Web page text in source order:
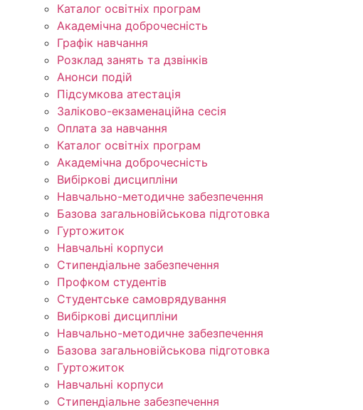
Каталог освітніх програм
Академічна доброчесність
Графік навчання
Розклад занять та дзвінків
Анонси подій
Підсумкова атестація
Заліково-екзаменаційна сесія
Оплата за навчання
Каталог освітніх програм
Академічна доброчесність
Вибіркові дисципліни
Навчально-методичне забезпечення
Базова загальновійськова підготовка
Гуртожиток
Навчальні корпуси
Стипендіальне забезпечення
Профком студентів
Студентське самоврядування
Вибіркові дисципліни
Навчально-методичне забезпечення
Базова загальновійськова підготовка
Гуртожиток
Навчальні корпуси
Стипендіальне забезпечення